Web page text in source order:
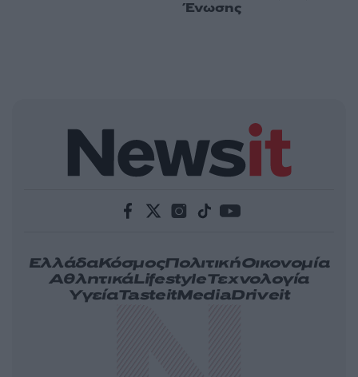
Ένωσης
ΕλλάδαΚόσμοςΠολιτικήΟικονομία
ΑθλητικάLifestyleΤεχνολογία
ΥγείαTasteitMediaDriveit